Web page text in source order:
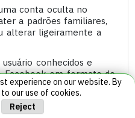
conta oculta no
a padrões familiares,
alterar ligeiramente a
conhecidos e
Facebook em formato de
que talvez não sejam
de uma busca padrão
experience on our website. By
our use of cookies.
Reject